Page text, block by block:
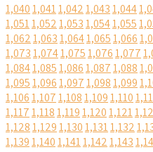
1,0401,0411,0421,0431,044
1,0511,0521,0531,0541,055
1,0621,0631,0641,0651,066
1,0731,0741,0751,0761,077
1,0841,0851,0861,0871,088
1,0951,0961,0971,0981,099
1,1061,1071,1081,1091,110
1,1171,1181,1191,1201,121
1,1281,1291,1301,1311,132
1,1391,1401,1411,1421,143